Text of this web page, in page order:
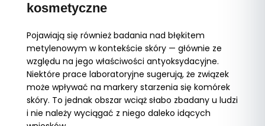
kosmetyczne
Pojawiają się również badania nad błękitem
metylenowym w kontekście skóry — głównie ze
względu na jego właściwości antyoksydacyjne.
Niektóre prace laboratoryjne sugerują, że związek
może wpływać na markery starzenia się komórek
skóry. To jednak obszar wciąż słabo zbadany u ludzi
i nie należy wyciągać z niego daleko idących